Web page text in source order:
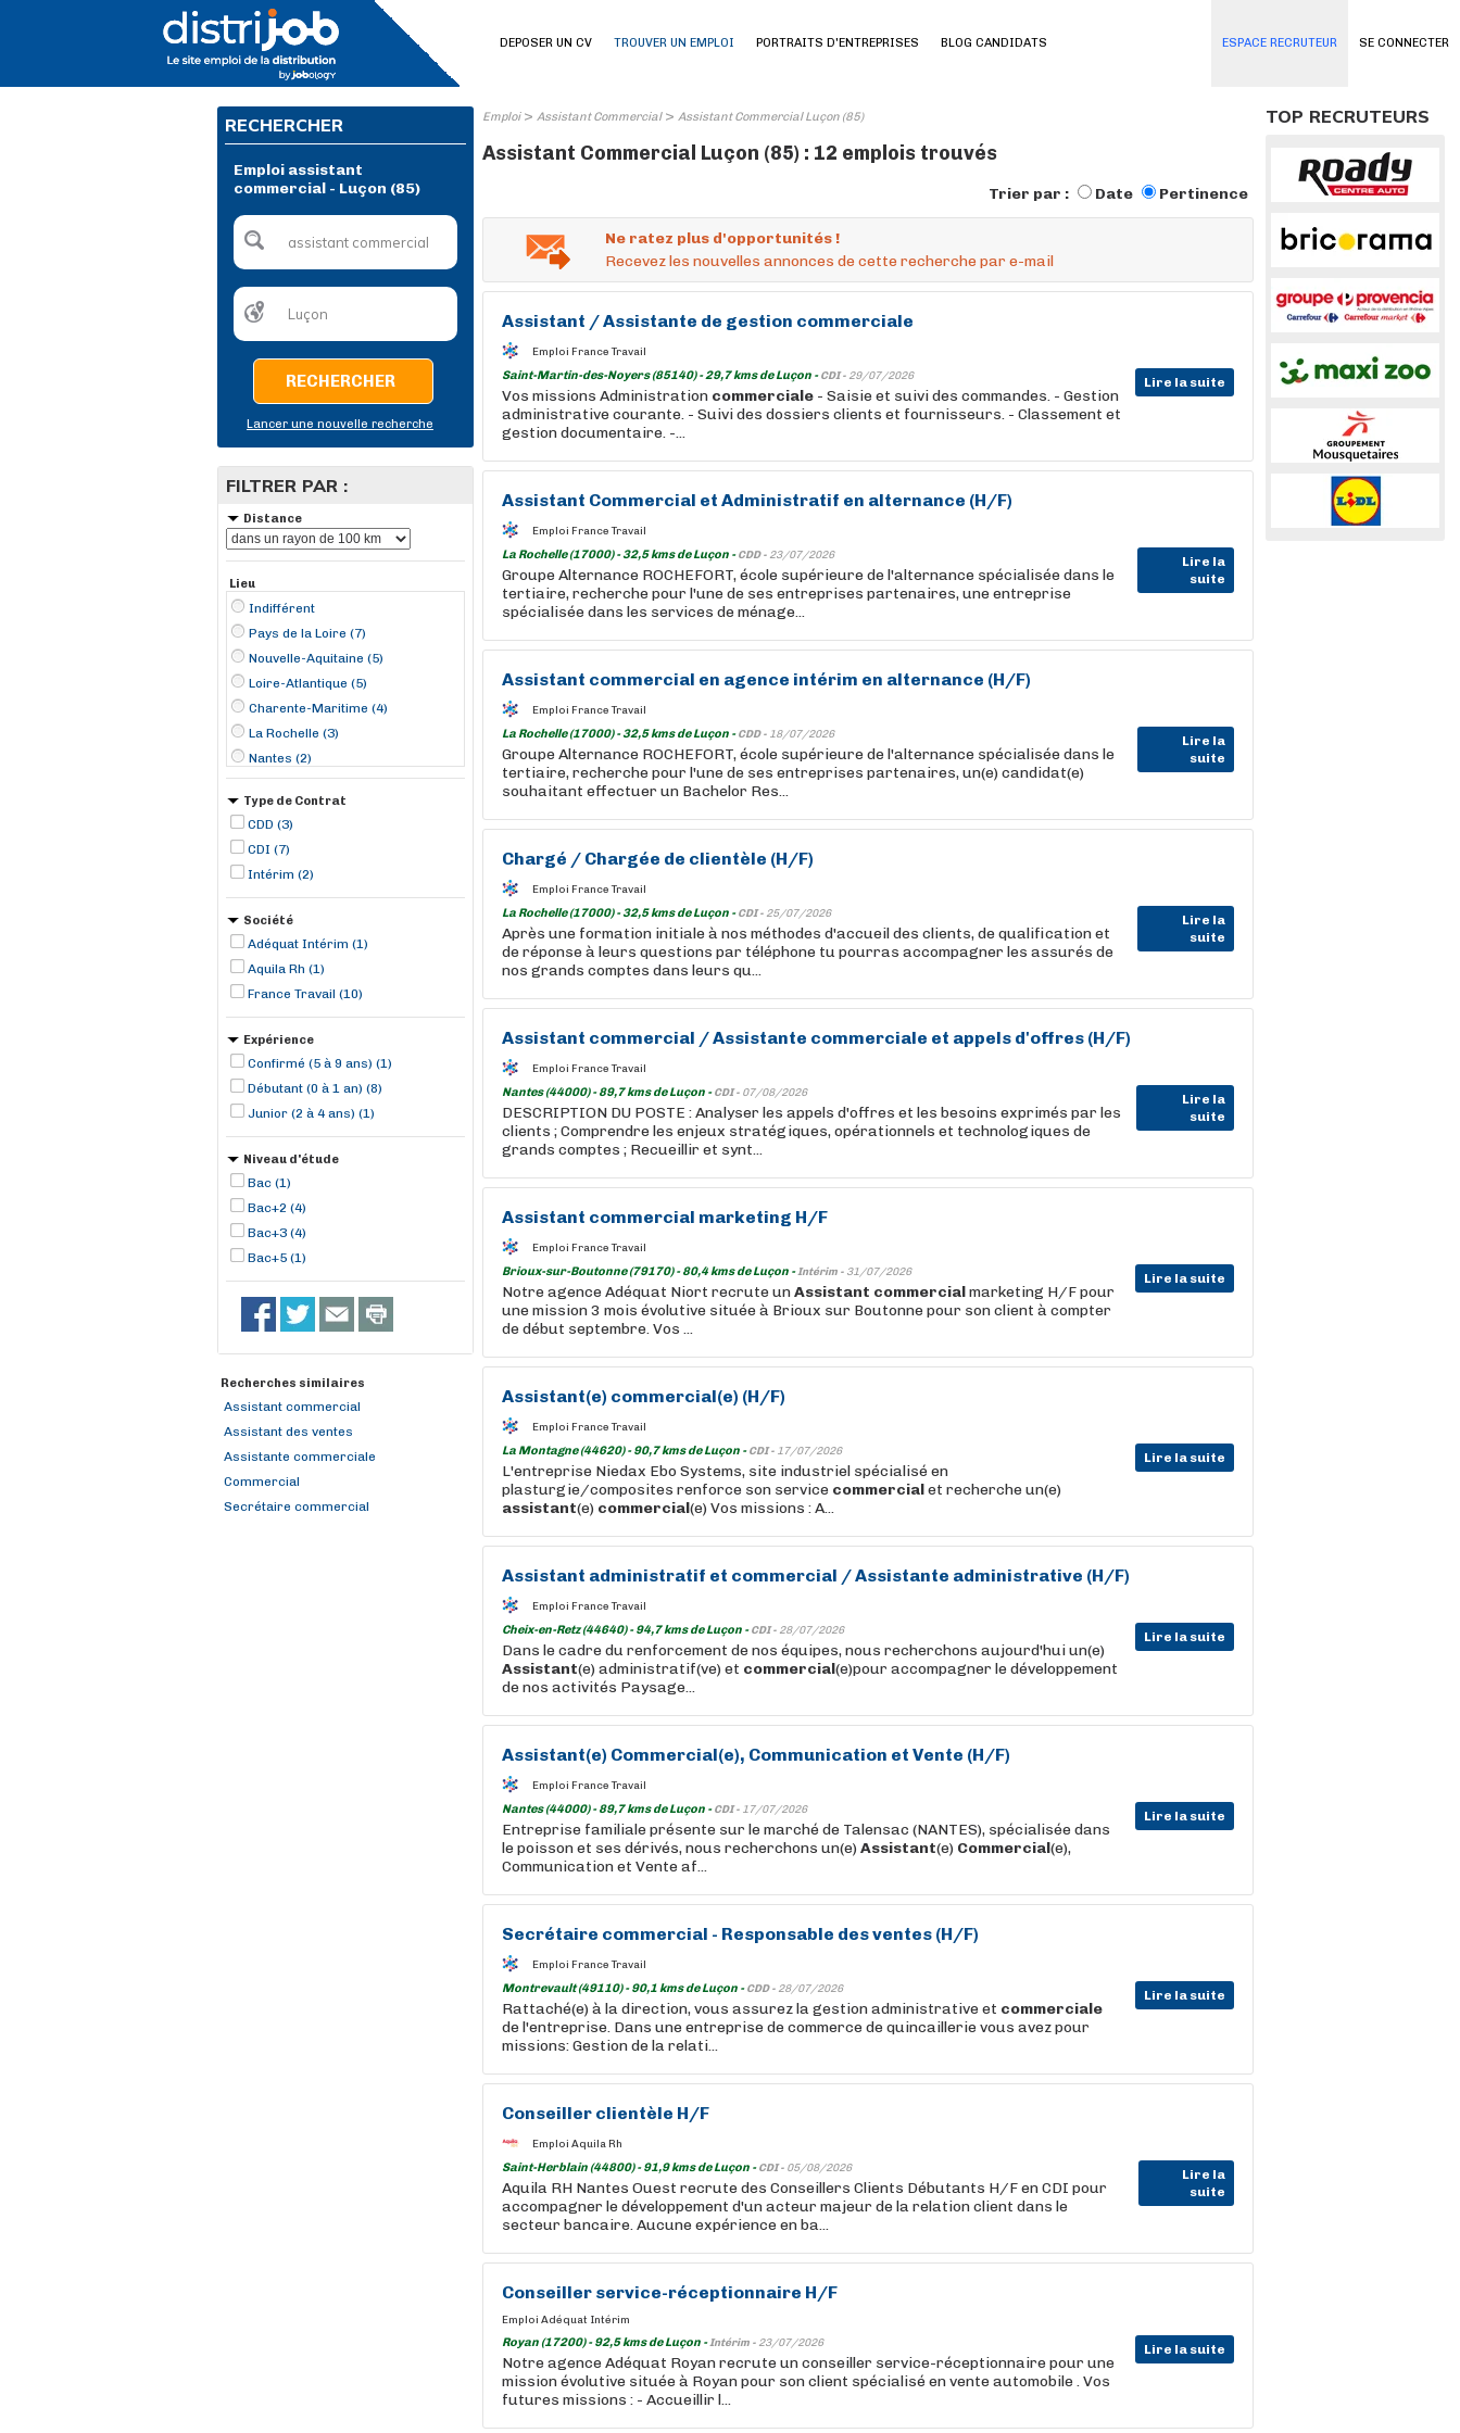
SE CONNECTER
DEPOSER UN CV TROUVER UN EMPLOI PORTRAITS D'ENTREPRISES BLOG CANDIDATS ESPACE RECRUTEUR
RECHERCHER
Emploi assistant
commercial - Luçon (85)
RECHERCHER
Lancer une nouvelle recherche
FILTRER PAR :
Distance
Lieu
Indifférent
Pays de la Loire (7)
Nouvelle-Aquitaine (5)
Loire-Atlantique (5)
Charente-Maritime (4)
La Rochelle (3)
Nantes (2)
Brioux-sur-Boutonne (1)
Cheix-en-Retz (1)
La Montagne (1)
Montrevault (1)
Royan (1)
Type de Contrat
CDD (3)
CDI (7)
Intérim (2)
Société
Adéquat Intérim (1)
Aquila Rh (1)
France Travail (10)
Expérience
Confirmé (5 à 9 ans) (1)
Débutant (0 à 1 an) (8)
Junior (2 à 4 ans) (1)
Niveau d'étude
Bac (1)
Bac+2 (4)
Bac+3 (4)
Bac+5 (1)
Recherches similaires
Assistant commercial
Assistant des ventes
Assistante commerciale
Commercial
Secrétaire commercial
Emploi> Assistant Commercial> Assistant Commercial Luçon (85)
Assistant Commercial Luçon (85) : 12 emplois trouvés
Trier par : Date Pertinence
Ne ratez plus d'opportunités !
Recevez les nouvelles annonces de cette recherche par e-mail
Assistant /Assistante de gestion commerciale
Emploi France Travail
Saint-Martin-des-Noyers (85140) - 29,7 kms de Luçon -CDI - 29/07/2026 Lire la suite
Vos missions Administration commerciale - Saisie et suivi des commandes. - Gestion
administrative courante. - Suivi des dossiers clients et fournisseurs. - Classement et
gestion documentaire. -...
Assistant Commercial et Administratif en alternance (H/F)
Emploi France Travail
La Rochelle (17000) - 32,5 kms de Luçon -CDD - 23/07/2026
Lire la
suite
Groupe Alternance ROCHEFORT, école supérieure de l'alternance spécialisée dans le
tertiaire, recherche pour l'une de ses entreprises partenaires, une entreprise
spécialisée dans les services de ménage...
Assistant commercial en agence intérim en alternance (H/F)
Emploi France Travail
La Rochelle (17000) - 32,5 kms de Luçon -CDD - 18/07/2026
Lire la
suite
Groupe Alternance ROCHEFORT, école supérieure de l'alternance spécialisée dans le
tertiaire, recherche pour l'une de ses entreprises partenaires, un(e) candidat(e)
souhaitant effectuer un Bachelor Res...
Chargé / Chargée de clientèle (H/F)
Emploi France Travail
La Rochelle (17000) - 32,5 kms de Luçon -CDI - 25/07/2026
Lire la
suite
Après une formation initiale à nos méthodes d'accueil des clients, de qualification et
de réponse à leurs questions par téléphone tu pourras accompagner les assurés de
nos grands comptes dans leurs qu...
Assistant commercial /Assistante commerciale et appels d'offres (H/F)
Emploi France Travail
Nantes (44000) - 89,7 kms de Luçon -CDI - 07/08/2026
Lire la
suite
DESCRIPTION DU POSTE : Analyser les appels d'offres et les besoins exprimés par les
clients ; Comprendre les enjeux stratégiques, opérationnels et technologiques de
grands comptes ; Recueillir et synt...
Assistant commercial marketing H/F
Emploi France Travail
Brioux-sur-Boutonne (79170) - 80,4 kms de Luçon -Intérim - 31/07/2026 Lire la suite
Notre agence Adéquat Niort recrute unAssistant commercialmarketing H/F pour
une mission 3 mois évolutive située à Brioux sur Boutonne pour son client à compter
de début septembre. Vos ...
Assistant(e) commercial(e) (H/F)
Emploi France Travail
La Montagne (44620) - 90,7 kms de Luçon -CDI - 17/07/2026 Lire la suite
L'entreprise Niedax Ebo Systems, site industriel spécialisé en
plasturgie/composites renforce son service commercialet recherche un(e)
assistant(e) commercial(e) Vos missions : A...
Assistant administratif et commercial /Assistante administrative (H/F)
Emploi France Travail
Cheix-en-Retz (44640) - 94,7 kms de Luçon -CDI - 28/07/2026 Lire la suite
Dans le cadre du renforcement de nos équipes, nous recherchons aujourd'hui un(e)
Assistant(e) administratif(ve) et commercial(e)pour accompagner le développement
de nos activités Paysage...
Assistant(e) Commercial(e), Communication et Vente (H/F)
Emploi France Travail
Nantes (44000) - 89,7 kms de Luçon -CDI - 17/07/2026 Lire la suite
Entreprise familiale présente sur le marché de Talensac (NANTES), spécialisée dans
le poisson et ses dérivés, nous recherchons un(e) Assistant(e) Commercial(e),
Communication et Vente af...
Secrétaire commercial - Responsable des ventes (H/F)
Emploi France Travail
Montrevault (49110) - 90,1 kms de Luçon -CDD - 28/07/2026 Lire la suite
Rattaché(e) à la direction, vous assurez la gestion administrative et commerciale
de l'entreprise. Dans une entreprise de commerce de quincaillerie vous avez pour
missions: Gestion de la relati...
Conseiller clientèle H/F
Emploi Aquila Rh
Saint-Herblain (44800) - 91,9 kms de Luçon -CDI - 05/08/2026
Lire la
suite
Aquila RH Nantes Ouest recrute des Conseillers Clients Débutants H/F en CDI pour
accompagner le développement d'un acteur majeur de la relation client dans le
secteur bancaire. Aucune expérience en ba...
Conseiller service-réceptionnaire H/F
Emploi Adéquat Intérim
Royan (17200) - 92,5 kms de Luçon -Intérim - 23/07/2026 Lire la suite
Notre agence Adéquat Royan recrute un conseiller service-réceptionnaire pour une
mission évolutive située à Royan pour son client spécialisé en vente automobile . Vos
futures missions : - Accueillir l...
TOP RECRUTEURS